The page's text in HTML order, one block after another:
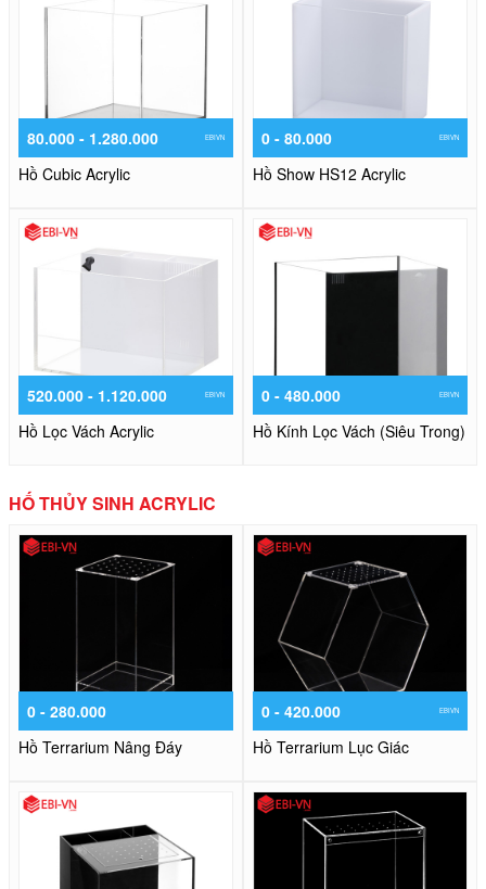
80.000 - 1.280.000 EBIVN
Hồ Cubic Acrylic
0 - 80.000 EBIVN
Hồ Show HS12 Acrylic
520.000 - 1.120.000 EBIVN
Hồ Lọc Vách Acrylic
0 - 480.000 EBIVN
Hồ Kính Lọc Vách (Siêu Trong)
HỐ THỦY SINH ACRYLIC
0 - 280.000
Hồ Terrarium Nâng Đáy
0 - 420.000 EBIVN
Hồ Terrarium Lục Giác